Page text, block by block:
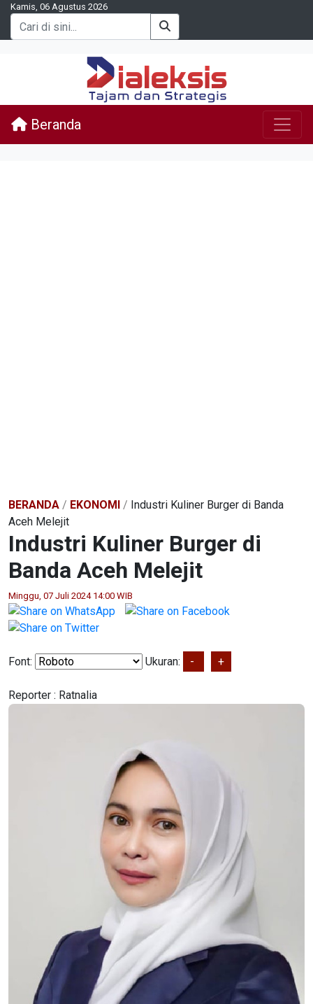
Kamis, 06 Agustus 2026
Beranda
BERANDA / EKONOMI / Industri Kuliner Burger di Banda
Aceh Melejit
Industri Kuliner Burger di
Banda Aceh Melejit
Minggu, 07 Juli 2024 14:00 WIB
Font: Ukuran: - +
Reporter : Ratnalia